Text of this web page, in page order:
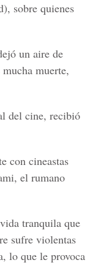
sobre quienes
un aire de
muerte,
del cine, recibió
con cineastas
el rumano
tranquila que
sufre violentas
lo que le provoca